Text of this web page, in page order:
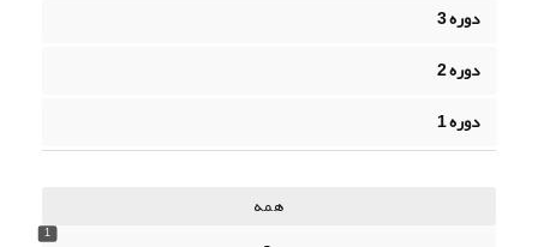
دوره 3
دوره 2
دوره 1
همه
1